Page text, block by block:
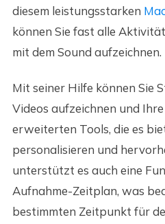
diesem leistungsstarken
können Sie fast alle
mit dem Sound aufzeichnen.
Mit seiner Hilfe können Sie
Videos aufzeichnen und
erweiterten Tools, die es
personalisieren und
unterstützt es auch eine
Aufnahme-Zeitplan, was
bestimmten Zeitpunkt für